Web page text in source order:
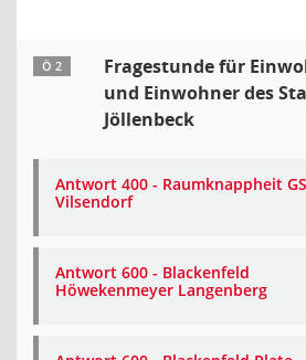
Ö 2
Fragestunde für
und Einwohner des
Jöllenbeck
Antwort 400 - Raumknappheit GS
Vilsendorf
Antwort 600 - Blackenfeld
Höwekenmeyer Langenberg